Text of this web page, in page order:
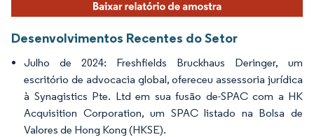
Desenvolvimentos Recentes do Setor
Julho de 2024: Freshfields Bruckhaus Deringer, um
escritório de advocacia global, ofereceu assessoria jurídica
à Synagistics Pte. Ltd em sua fusão de-SPAC com a HK
Acquisition Corporation, um SPAC listado na Bolsa de
Valores de Hong Kong (HKSE).